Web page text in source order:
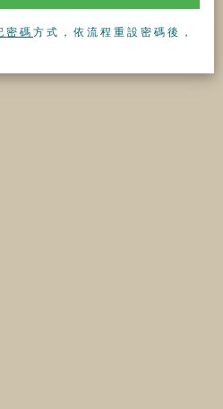
密碼 方式，依流程重設密碼後，